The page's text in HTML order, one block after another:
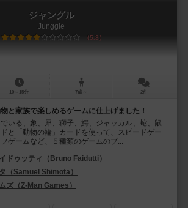
ジャングル
Junggle
5.8
10～15分 7歳～ 2件
と家族で楽しめるゲームに仕上げました！
いる、象、犀、獅子、鰐、ジャッカル、蛇、鼠
と「動物の輪」カードを使って、スピードゲー
ゲームなど、５種類のゲームのプ...
ドゥッティ（Bruno Faidutti）
（Samuel Shimota）
ズ（Z-Man Games）